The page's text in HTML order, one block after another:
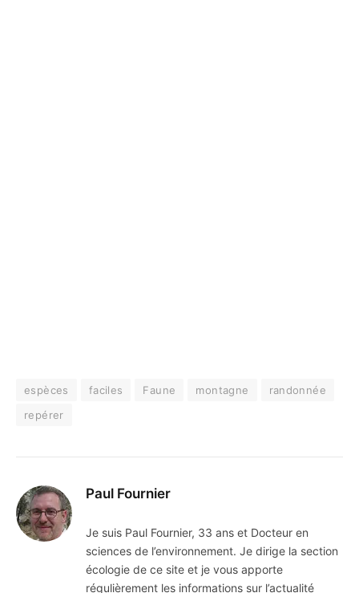
espèces faciles Faune montagne
randonnée
repérer
Paul Fournier
Je suis Paul Fournier, 33 ans et Docteur en
sciences de l’environnement. Je dirige la section
écologie de ce site et je vous apporte
régulièrement les informations sur l’actualité